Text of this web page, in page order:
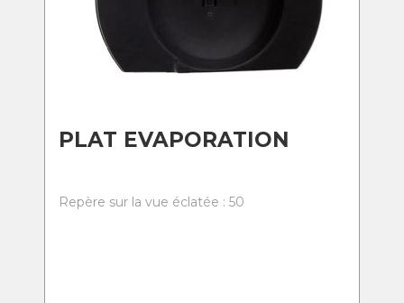
PLAT EVAPORATION
Repère sur la vue éclatée : 50